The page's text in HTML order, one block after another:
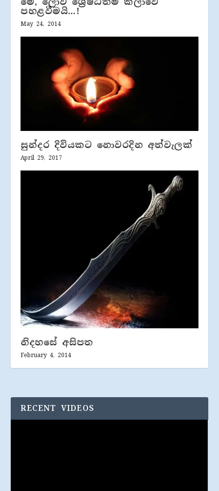
පහළවීමයි…!
May 24, 2014
සුන්දර දිවියකට නොවරදින අත්වැලක්
April 29, 2017
නිදහසේ අසිපත
February 4, 2014
RECENT VIDEOS